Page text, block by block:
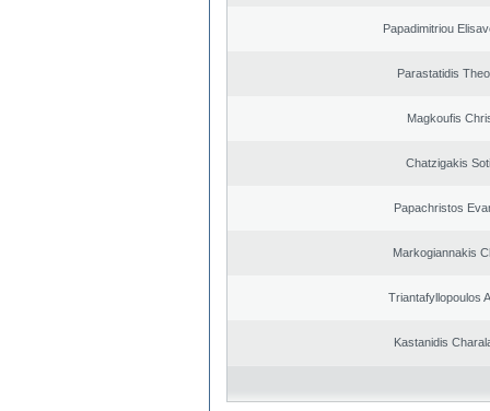
Papadimitriou
Parastatidis
Magkoufis
Chatzigakis
Papachristos
Markogiannakis
Triantafyllopoulos
Kastanidis